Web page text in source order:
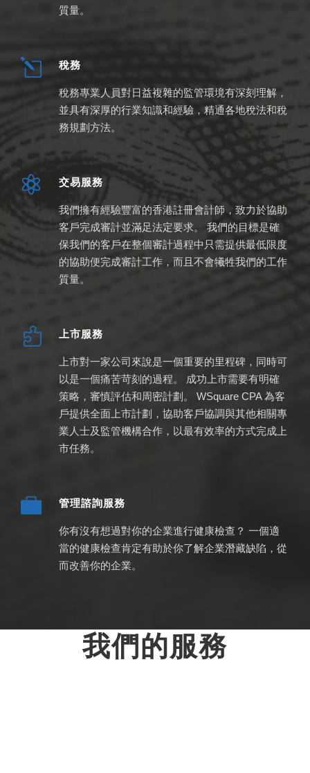
質量。
稅務
稅務專業人員對日益複雜的監管環境有深刻理解，
並具有深厚的行業知識和經驗，精通各地稅法和稅
務規劃方法。
交易服務
我們擁有經驗豐富的香港註冊會計師，致力於協助
客戶完成審計並滿足法定要求。 我們的目標是確
保我們的客戶在整個審計過程中只需提供最低限度
的協助便完成審計工作，而且不會犧牲我們的工作
質量。
上市服務
上市對一家公司來說是一個重要的里程碑，同時可
以是一個痛苦苛刻的過程。 成功上市需要有明確
策略，審慎評估和周密計劃。 WSquare CPA 為客
戶提供全面上市計劃，協助客戶協調與其他相關專
業人士及監管機構合作，以最有效率的方式完成上
市任務。
管理諮詢服務
你有沒有想過對你的企業進行健康檢查？ 一個適
當的健康檢查肯定有助於你了解企業潛藏缺陷，從
而改善你的企業。
我們的服務